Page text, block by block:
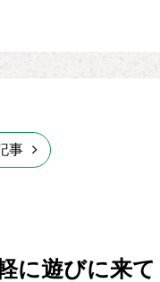
事
に遊びに来